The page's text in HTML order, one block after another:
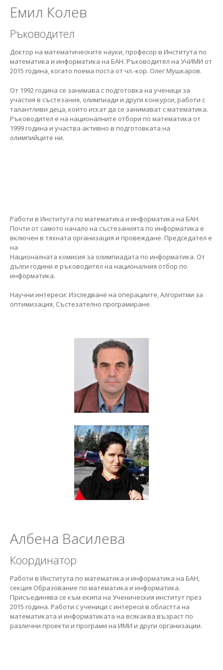
Емил Колев
Ръководител
Доктор на математическите науки, професор в Института по
математика и информатика на БАН. Ръководител на УчИМИ от
2015 година, когато поема поста от чл.-кор. Олег Мушкаров.
От 1992 година се занимава с подготовка на ученици за
участия в състезания, олимпиади и други конкурси, работи с
талантливи деца, които искат да се занимават с математика.
Ръководител е на националните отбори по математика от
1999 година и участва активно в подготовката на
олимпийците ни.
Работи в Института по математика и информатика на БАН.
Почти от самото начало на състезанията по информатика е
включен в тяхната организация и провеждане. Председател е
на
Националната комисия за олимпиадата по информатика. От
дълги години е ръководител на националния отбор по
информатика.
Научни интереси: Изследване на операциите, Алгоритми за
оптимизация, Състезателно програмиране.
Албена Василева
Координатор
Работи в Института по математика и информатика на БАН,
секция Образование по математика и информатика.
Присъединява се към екипа на Ученическия институт през
2015 година. Работи с ученици с интереси в областта на
математиката и информатиката на всякаква възраст по
различни проекти и програми на ИМИ и други организации.